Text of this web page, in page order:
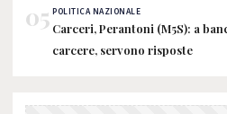
05 POLITICA NAZIONALE
Carceri, Perantoni (M5S): a
carcere, servono risposte